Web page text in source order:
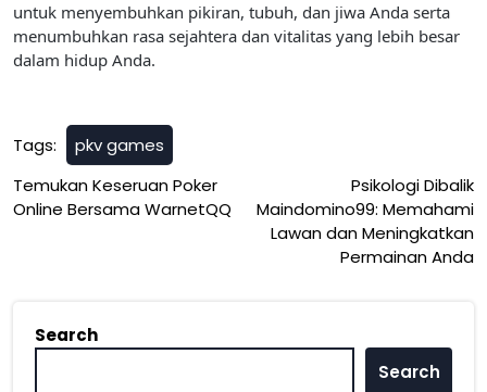
untuk menyembuhkan pikiran, tubuh, dan jiwa Anda serta
menumbuhkan rasa sejahtera dan vitalitas yang lebih besar
dalam hidup Anda.
Tags: pkv games
Post
navigation
Temukan Keseruan Poker
Online Bersama WarnetQQ
Psikologi Dibalik
Maindomino99: Memahami
Lawan dan Meningkatkan
Permainan Anda
Search
Search